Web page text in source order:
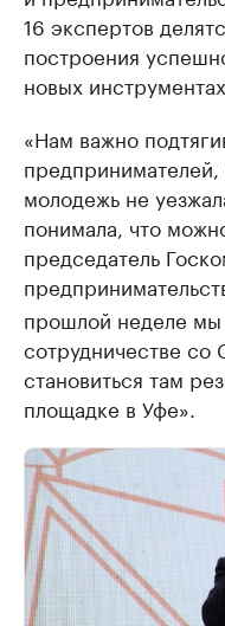
16 экспертов
построения
новых
«Нам важно
молодежь не
понимала, что
председатель
прошлой неделе
сотрудничестве
становиться там
площадке в Уфе».